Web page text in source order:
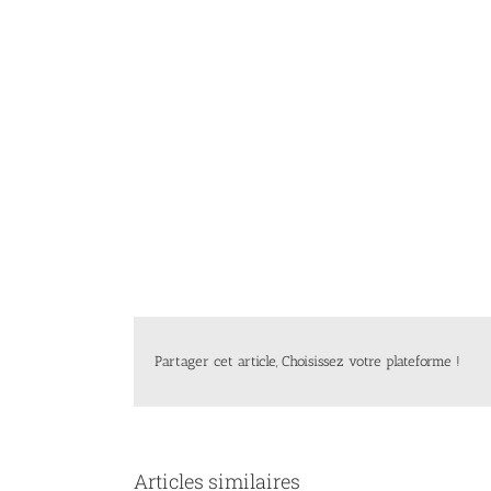
Partager cet article, Choisissez votre plateforme !
Articles similaires